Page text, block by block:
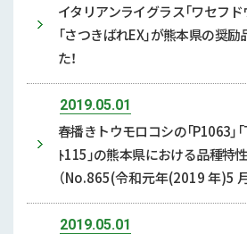
イタリアンライグラス「ワセフド
「さつきばれEX」が熊本県の奨
た！
2019.05.01
春播きトウモロコシの「P1063」「
ﾄ115」の熊本県における品種特性
（No.865(令和元年(2019 年)5
2019.05.01